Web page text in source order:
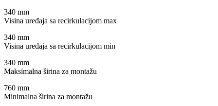
340 mm
Visina uređaja sa recirkulacijom max
340 mm
Visina uređaja sa recirkulacijom min
340 mm
Maksimalna širina za montažu
760 mm
Minimalna širina za montažu